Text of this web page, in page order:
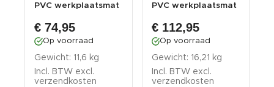
PVC werkplaatsmat
€ 74,95
Op voorraad
Gewicht: 11,6 kg
Incl. BTW excl.
verzendkosten
PVC werkplaatsmat
€ 112,95
Op voorraad
Gewicht: 16,21 kg
Incl. BTW excl.
verzendkosten